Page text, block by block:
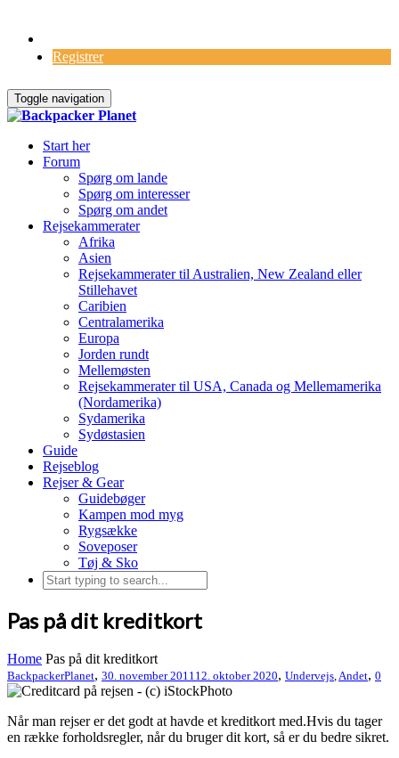
Registrer
Toggle navigation
Start her
Forum
Spørg om lande
Spørg om interesser
Spørg om andet
Rejsekammerater
Afrika
Asien
Rejsekammerater til Australien, New Zealand eller
Stillehavet
Caribien
Centralamerika
Europa
Jorden rundt
Mellemøsten
Rejsekammerater til USA, Canada og Mellemamerika
(Nordamerika)
Sydamerika
Sydøstasien
Guide
Rejseblog
Rejser & Gear
Guidebøger
Kampen mod myg
Rygsække
Soveposer
Tøj & Sko
Pas på dit kreditkort
Home Pas på dit kreditkort
BackpackerPlanet, 30. november 2011 12. oktober 2020, Undervejs Andet, 0
Når man rejser er det godt at havde et kreditkort med.Hvis du tager
en række forholdsregler, når du bruger dit kort, så er du bedre sikret.